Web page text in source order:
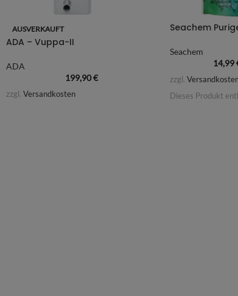
AUSVERKAUFT
ADA – Vuppa-II
ADA
199,90€
zzgl. Versandkosten
Seachem
Seachem
14,99
zzgl.
Dieses Produkt